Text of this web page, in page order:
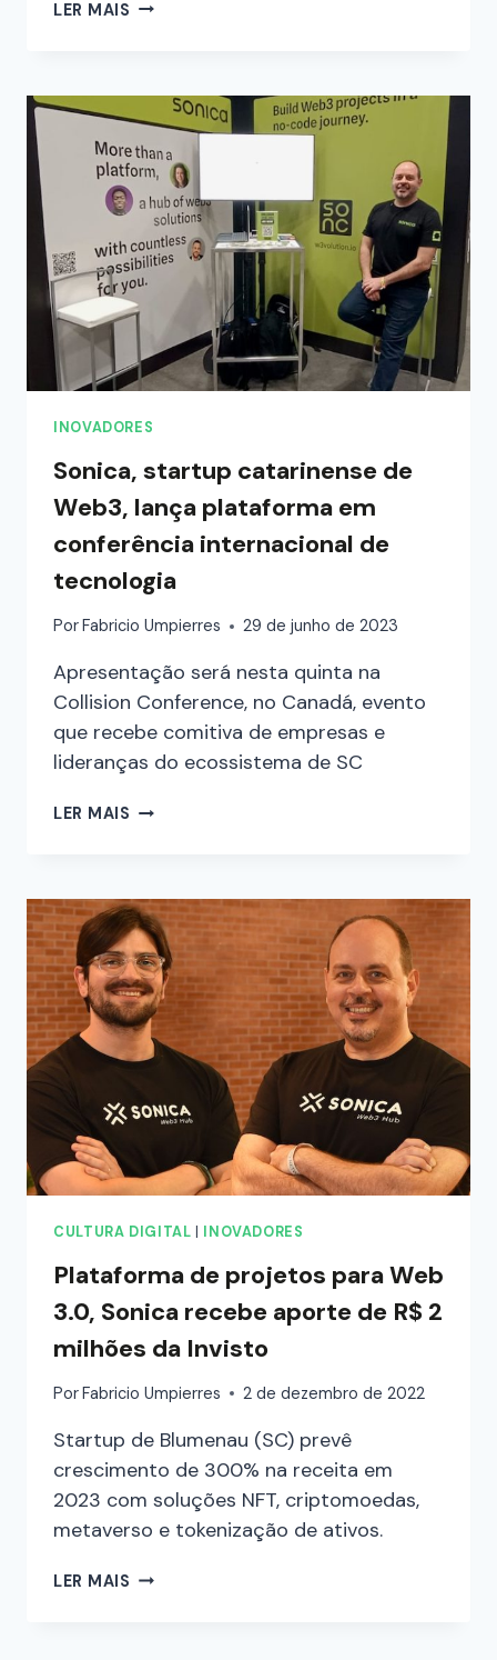
LER MAIS
INOVADORES
Sonica, startup catarinense de
Web3, lança plataforma em
conferência internacional de
tecnologia
PorFabricio Umpierres 29 de junho de 2023
Apresentação será nesta quinta na
Collision Conference, no Canadá, evento
que recebe comitiva de empresas e
lideranças do ecossistema de SC
LER MAIS
CULTURA DIGITAL INOVADORES
Plataforma de projetos para Web
3.0, Sonica recebe aporte de R$ 2
milhões da Invisto
PorFabricio Umpierres 2 de dezembro de 2022
Startup de Blumenau (SC) prevê
crescimento de 300% na receita em
2023 com soluções NFT, criptomoedas,
metaverso e tokenização de ativos.
LER MAIS